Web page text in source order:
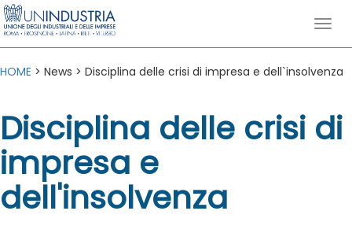
HOME > News > Disciplina delle crisi di impresa e dell`insolvenza
Disciplina delle crisi di
impresa e
dell'insolvenza